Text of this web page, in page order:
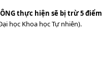
thực hiện sẽ bị trừ 5 điểm
học Khoa học Tự nhiên).